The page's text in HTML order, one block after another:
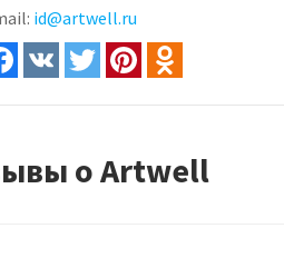
id@artwell.ru
о Artwell